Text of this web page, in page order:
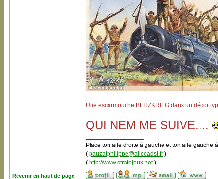
Une escarmouche BLITZKRIEG dans un décor
QUI NEM ME SUIVE....
Place ton aile droite à gauche et ton aile gauche
( pauzatphilippe@aliceadsl.fr )
( http://www.stratejeux.net)
Revenir en haut de page